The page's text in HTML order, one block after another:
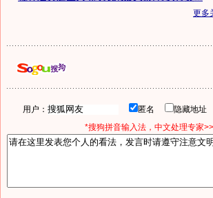
更多
用户： 匿名 隐藏地址
*搜狗拼音输入法，中文处理专家>>